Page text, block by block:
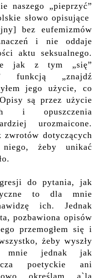
naszego „pieprzyć”
słowo opisujące
bez eufemizmów
i nie oddaje
aktu seksualnego.
jak z tym „się”
funkcją „znajdź
jego użycie, co
są przez użycie
i opuszczenia
urozmaicone.
zwrotów dotyczących
żeby unikać
do pytania, jak
to dla mnie
ich. Jednak
pozbawiona opisów
przemogłem się i
żeby wyszły
mnie jednak jak
poetyckie ani